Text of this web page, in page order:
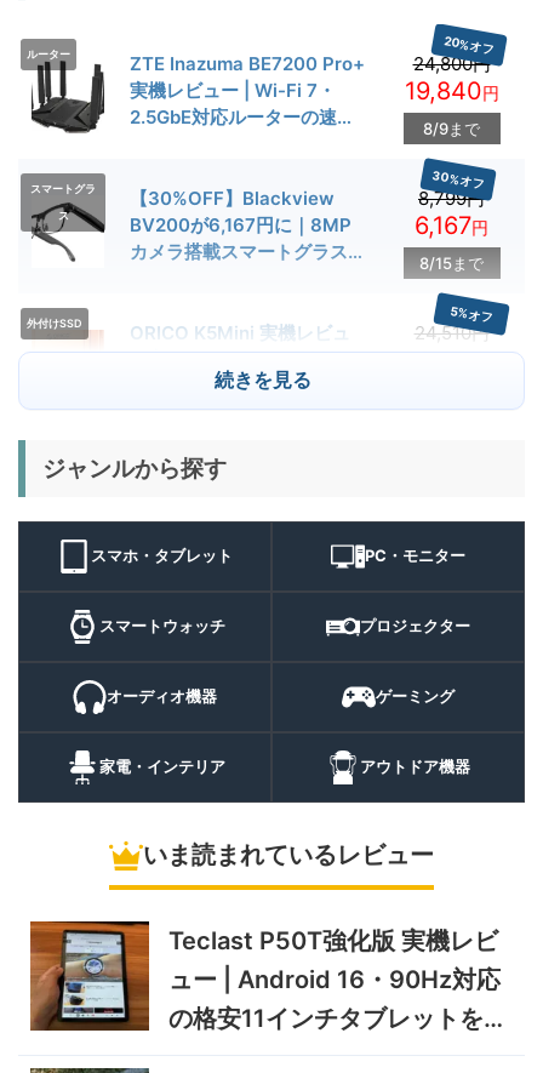
ルーター
ZTE Inazuma BE7200 Pro+
実機レビュー | Wi-Fi 7・
2.5GbE対応ルーターの速度
24,800円
20%オフ
19,840円
8/9まで
スマートグラ
ス
【30%OFF】Blackview
BV200が6,167円に｜8MP
カメラ搭載スマートグラス用
8,799円
30%オフ
6,167円
8/15まで
外付けSSD
ORICO K5Mini 実機レビュ
ー | スマホの容量不足対策に
便利な小型外付けSSD
24,510円
5%オフ
23,284
キャンプライ
BougeRV T1 キャンプライ
3000lm・最長102時間の多
機能キャンプライトを徹底検
ッチ
機レビュー | 1万円前後で通
パスマートウォッチ
9,882
ュー | バッテリー対応で車中
泊にも使いやすいポータブル
35,131
10/9まで
BougeRV Arch Pro 200W
実機レビュー | 曲がる・軽
い・車載しやすい200Wソー
ラーパネル
37,601
11/8まで
ミニPC
GEEKOM A9 MAX 2026 実
機レビュー | Ryzen AI 9 HX
243,900円
5%オフ
231,705
続きを見る
ジャンルから探す
スマホ・タブレット PC・モニター
スマートウォッチ プロジェクター
オーディオ機器 ゲーミング
家電・インテリア アウトドア機器
いま読まれているレビュー
Teclast P50T強化版 実機レビ
ュー | Android 16・90Hz対応
の格安11インチタブレットを検